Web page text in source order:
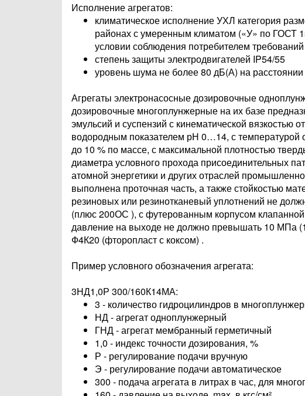
Исполнение агрегатов:
климатическое исполнение УХЛ категория
районах с умеренным климатом («У» по ГОСТ
условии соблюдения потребителем
степень защиты электродвигателей IP54/55
уровень шума не более 80 дБ(А) на
Агрегаты электронасосные дозировочные
дозировочные многоплунжерные на их базе
эмульсий и суспензий с кинематической вязкостью
водородным показателем рН 0…14, с температурой
до 10 % по массе, с максимальной плотностью
диаметра условного прохода присоединительных
атомной энергетики и других отраслей
выполнена проточная часть, а также стойкостью
резиновых или резинотканевый уплотнений не
(плюс 200ОС ), с футерованным корпусом
давление на выходе не должно превышать 10 МПа
Ф4К20 (фторопласт с коксом) .
Пример условного обозначения агрегата:
​​​​​​​3НД1,0Р 300/160К14МА:
3 - количество гидроцилиндров в
НД - агрегат одноплунжерный
ГНД - агрегат мембранный герметичный
1,0 - индекс точности дозирования, %
Р - регулирование подачи вручную
Э - регулирование подачи автоматическое
300 - подача агрегата в литрах в час, для